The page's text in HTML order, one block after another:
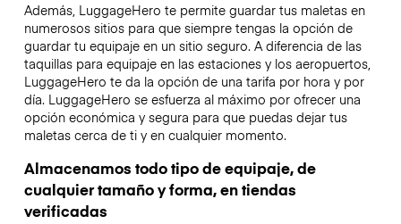
Además, LuggageHero te permite guardar tus maletas en
numerosos sitios para que siempre tengas la opción de
guardar tu equipaje en un sitio seguro. A diferencia de las
taquillas para equipaje en las estaciones y los aeropuertos,
LuggageHero te da la opción de una tarifa por hora y por
día. LuggageHero se esfuerza al máximo por ofrecer una
opción económica y segura para que puedas dejar tus
maletas cerca de ti y en cualquier momento.
Almacenamos todo tipo de equipaje, de
cualquier tamaño y forma, en tiendas
verificadas